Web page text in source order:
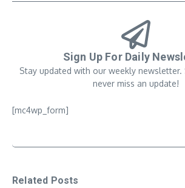
Sign Up For Daily
Stay updated with our weekly newsletter.
never miss an update!
[mc4wp_form]
Related Posts